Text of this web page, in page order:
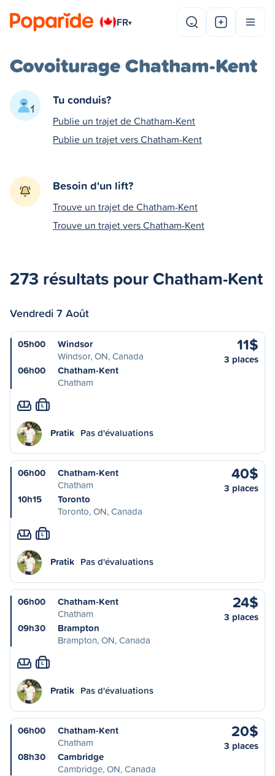
FR▾
Covoiturage Chatham-Kent
Tu conduis?
Publie un trajet de Chatham-Kent
Publie un trajet vers Chatham-Kent
Besoin d'un lift?
Trouve un trajet de Chatham-Kent
Trouve un trajet vers Chatham-Kent
273 résultats pour Chatham-Kent
Vendredi 7 Août
05h00
Windsor
Windsor, ON, Canada
06h00
Chatham-Kent
Chatham
11$
3 places
L
Pratik Pas d'évaluations
06h00
Chatham-Kent
Chatham
10h15
Toronto
Toronto, ON, Canada
40$
3 places
L
Pratik Pas d'évaluations
06h00
Chatham-Kent
Chatham
09h30
Brampton
Brampton, ON, Canada
24$
3 places
L
Pratik Pas d'évaluations
06h00
Chatham-Kent
Chatham
08h30
Cambridge
Cambridge, ON, Canada
20$
3 places